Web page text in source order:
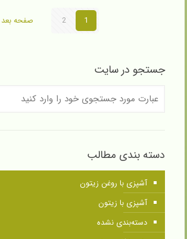
1
2 صفحه بعد
جستجو در سایت
دسته بندی مطالب
آشپزی با روغن زیتون
آشپزی با زیتون
دسته‌بندی نشده